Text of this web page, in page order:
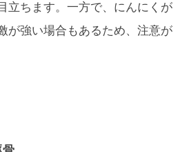
立ちます。一方で、にんにくが
が強い場合もあるため、注意が